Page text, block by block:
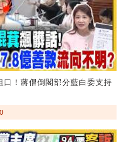
！蔣倡倒閣部分藍白委支持